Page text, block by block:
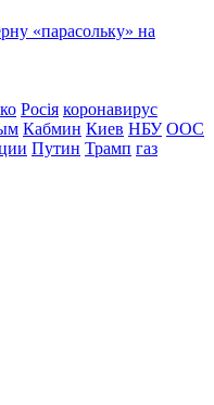
«парасольку» на
Росія коронавирус
Кабмин Киев НБУ ООС
Путин Трамп газ